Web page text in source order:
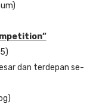
dan terdepan se-